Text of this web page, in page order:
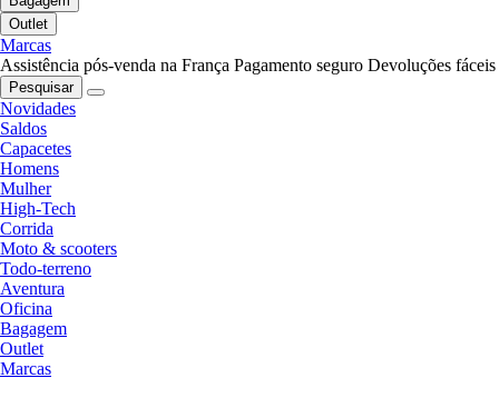
Outlet
Marcas
Assistência pós-venda na França Pagamento seguro Devoluções fáceis
Pesquisar
Novidades
Saldos
Capacetes
Homens
Mulher
High-Tech
Corrida
Moto & scooters
Todo-terreno
Aventura
Oficina
Bagagem
Outlet
Marcas